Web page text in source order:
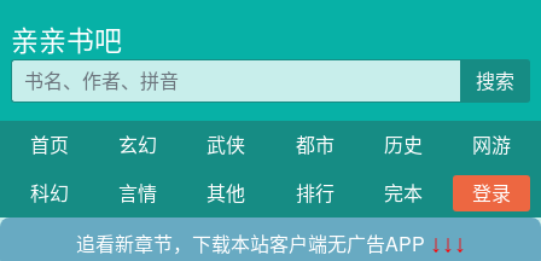
亲亲书吧
搜索
首页 玄幻 武侠 都市 历史
网游
科幻
言情 其他 排行 完本
登录
追看新章节，下载本站客户端无广告APP ↓↓↓